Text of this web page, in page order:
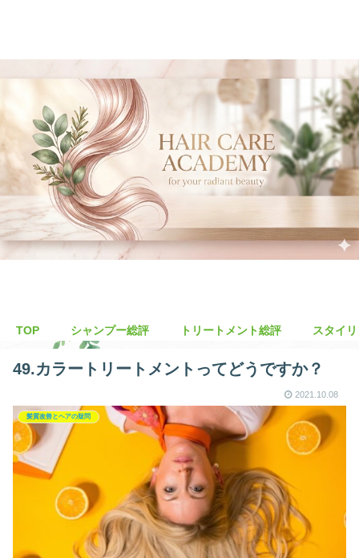
TOP シャンプー総評 トリートメント総評 スタイ
49.カラートリートメントってどうですか？
2021.10.08
髪質改善とヘアの疑問